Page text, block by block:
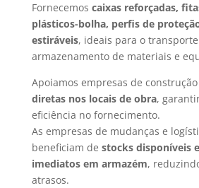
Fornecemos caixas reforçadas,
plásticos-bolha, perfis de
estiráveis, ideais para o
armazenamento de materiais e
Apoiamos empresas de
diretas nos locais de obra,
eficiência no fornecimento.
As empresas de mudanças e
beneficiam de stocks disponíveis
imediatos em armazém,
atrasos.